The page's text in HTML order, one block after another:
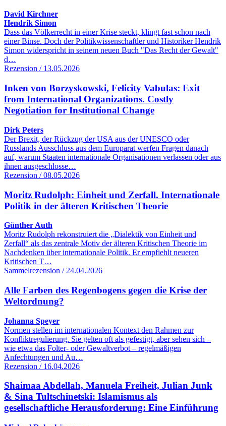
David Kirchner
Hendrik Simon
Dass das Völkerrecht in einer Krise steckt, klingt fast schon nach
einer Binse. Doch der Politikwissenschaftler und Historiker Hendrik
Simon widerspricht in seinem neuen Buch "Das Recht der Gewalt"
d…
Rezension / 13.05.2026
Inken von Borzyskowski, Felicity Vabulas: Exit
from International Organizations. Costly
Negotiation for Institutional Change
Dirk Peters
Der Brexit, der Rückzug der USA aus der UNESCO oder
Russlands Ausschluss aus dem Europarat werfen Fragen danach
auf, warum Staaten internationale Organisationen verlassen oder aus
ihnen ausgeschlosse…
Rezension / 08.05.2026
Moritz Rudolph: Einheit und Zerfall. Internationale
Politik in der älteren Kritischen Theorie
Günther Auth
Moritz Rudolph rekonstruiert die „Dialektik von Einheit und
Zerfall“ als das zentrale Motiv der älteren Kritischen Theorie im
Nachdenken über internationale Politik. Er empfiehlt neueren
Kritischen T…
Sammelrezension / 24.04.2026
Alle Farben des Regenbogens gegen die Krise der
Weltordnung?
Johanna Speyer
Normen stellen im internationalen Kontext den Rahmen zur
Konfliktregulierung. Sie gelten oft als gefestigt, aber sehen sich –
wie etwa das Folter- oder Gewaltverbot – regelmäßigen
Anfechtungen und Au…
Rezension / 16.04.2026
Shaimaa Abdellah, Manuela Freiheit, Julian Junk
& Sina Tultschinetski: Islamismus als
gesellschaftliche Herausforderung: Eine Einführung